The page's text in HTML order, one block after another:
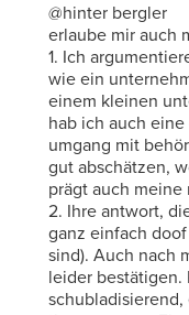
@hinter bergler
erlaube mir auch
1. Ich
wie ein
einem kleinen
hab ich auch
umgang mit
gut abschätzen,
prägt auch
2. Ihre antwort,
ganz einfach
sind). Auch nach
leider bestätigen.
schubladisierend,